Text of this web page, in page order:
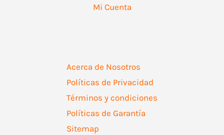
Mi Cuenta
Acerca de Nosotros
Políticas de Privacidad
Términos y condiciones
Políticas de Garantía
Sitemap